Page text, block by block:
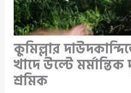
কুমিল্লার
খাদে উল্টে
শ্রমিক